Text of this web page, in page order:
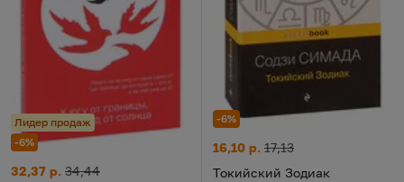
Лидер продаж
-6%
К югу от границы, на запад от солнца
Цена:
32,37 р.
Старая цена:
34,44
-6%
Токийский Зодиак
Цена:
16,10 р.
Старая цена:
17,13
Токийский Зодиак